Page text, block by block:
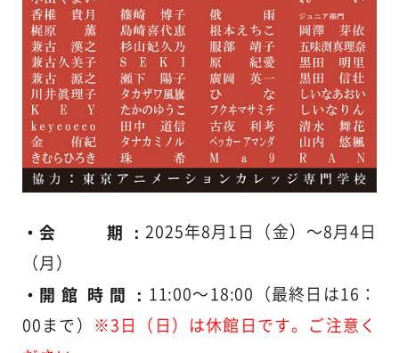
・会 期 ：2025年8月1日（金）〜8月4日
（月）
・開 館 時 間 ：
11:00〜18:00（最終日は16：
00まで）
※3日（日）は休館日です。ご注意く